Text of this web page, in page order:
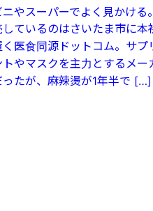
ニやスーパーでよく見かける
しているのはさいたま市に本
く医食同源ドットコム。サプ
トやマスクを主力とするメー
ったが、麻辣燙が1年半で […]